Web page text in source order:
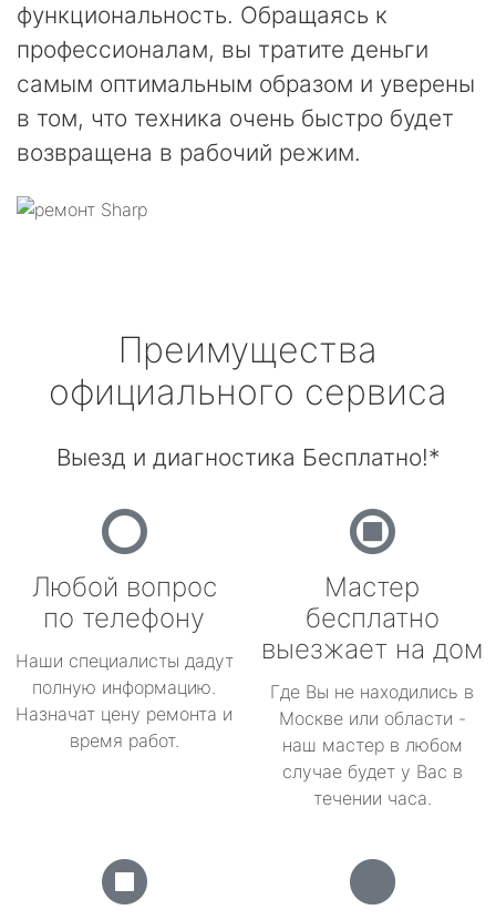
функциональность. Обращаясь к
профессионалам, вы тратите деньги
самым оптимальным образом и уверены
в том, что техника очень быстро будет
возвращена в рабочий режим.
Преимущества
официального сервиса
Выезд и диагностика Бесплатно!*
Любой вопрос
по телефону
Наши специалисты дадут
полную информацию.
Назначат цену ремонта и
время работ.
Мастер
бесплатно
выезжает на дом
Где Вы не находились в
Москве или области -
наш мастер в любом
случае будет у Вас в
течении часа.